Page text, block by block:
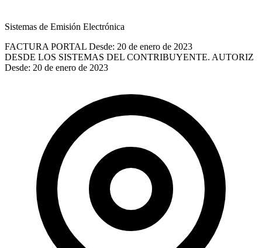
Sistemas de Emisión Electrónica
FACTURA PORTAL Desde: 20 de enero de 2023
DESDE LOS SISTEMAS DEL CONTRIBUYENTE. AUTORIZ
Desde: 20 de enero de 2023